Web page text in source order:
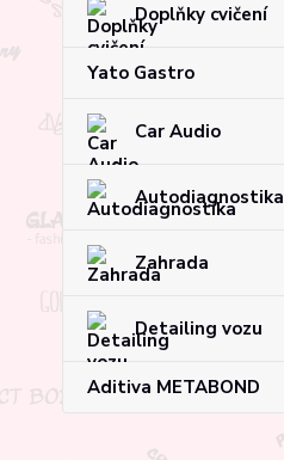
Doplňky cvičení
Yato Gastro
Car Audio
Autodiagnostika
Zahrada
Detailing vozu
Aditiva METABOND